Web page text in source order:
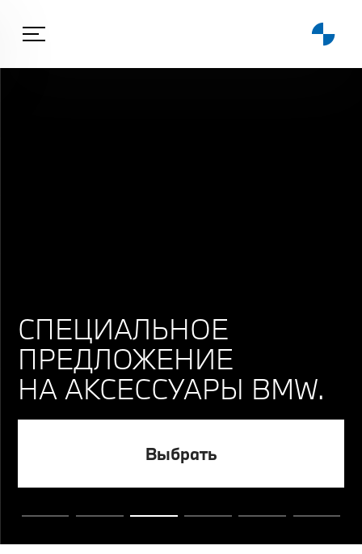
СПЕЦИАЛЬНОЕ
ПРЕДЛОЖЕНИЕ
НА АКСЕССУАРЫ BMW.
Выбрать